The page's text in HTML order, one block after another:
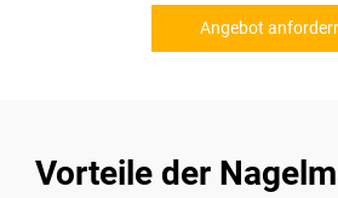
Angebot
Vorteile der